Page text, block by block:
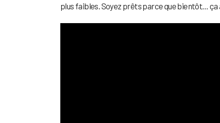
plus faibles. Soyez prêts parce que bientôt… ça